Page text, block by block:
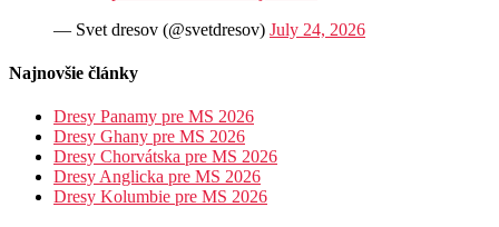
— Svet dresov (@svetdresov) July 24, 2026
Najnovšie články
Dresy Panamy pre MS 2026
Dresy Ghany pre MS 2026
Dresy Chorvátska pre MS 2026
Dresy Anglicka pre MS 2026
Dresy Kolumbie pre MS 2026